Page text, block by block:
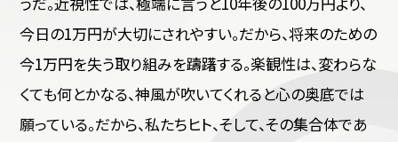
今日の1万円が大切にされやすい。だから、将来のための
今1万円を失う取り組みを躊躇する。楽観性は、変わらな
くても何とかなる、神風が吹いてくれると心の奥底では
願っている。だから、私たちヒト、そして、その集合体であ